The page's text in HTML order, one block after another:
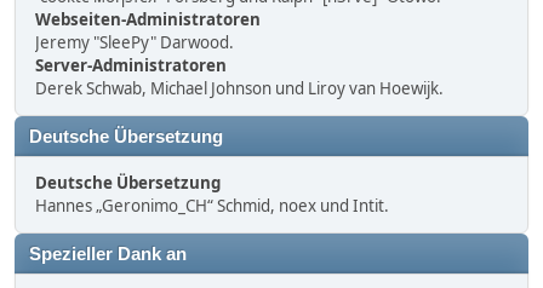
Webseiten-Administratoren
Jeremy "SleePy" Darwood.
Server-Administratoren
Derek Schwab, Michael Johnson und Liroy van Hoewijk.
Deutsche Übersetzung
Deutsche Übersetzung
Hannes „Geronimo_CH“ Schmid, noex und Intit.
Spezieller Dank an